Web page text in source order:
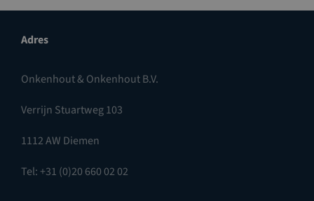
Adres
Onkenhout & Onkenhout B.V.
Verrijn Stuartweg 103
1112 AW Diemen
Tel: +31 (0)20 660 02 02